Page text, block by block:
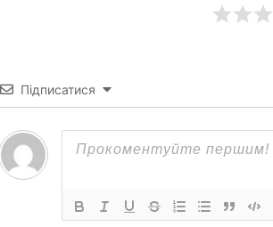
Підписатися